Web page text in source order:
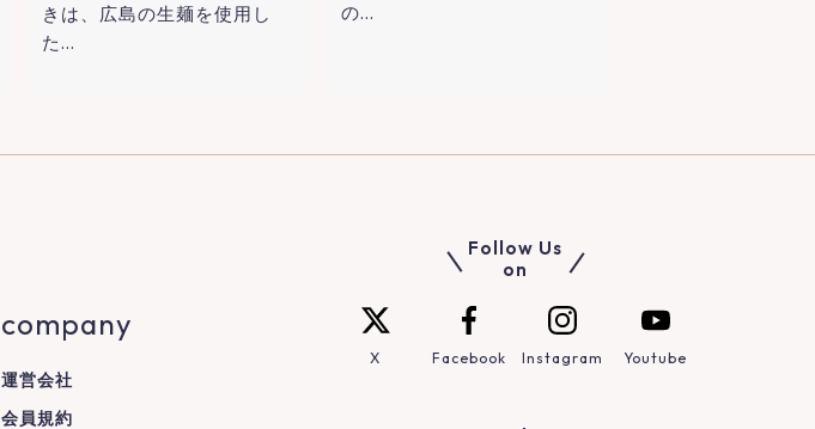
きは、広島の生麺を使用し
た…
の…
Follow Us
on
X Facebook Instagram Youtube
company
運営会社
会員規約